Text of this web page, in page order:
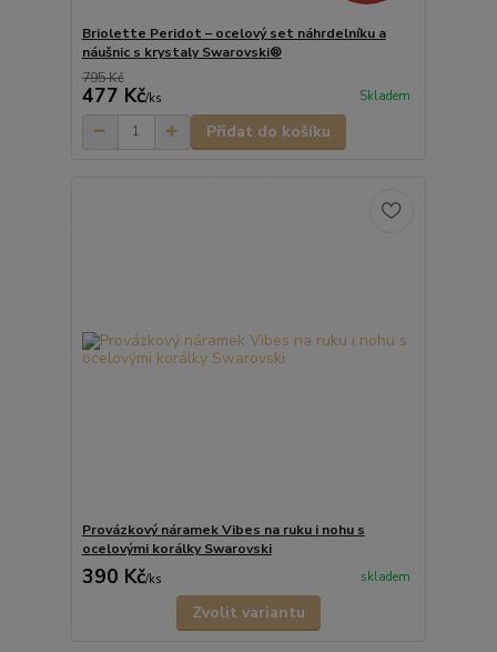
Briolette Peridot – ocelový set náhrdelníku a
náušnic s krystaly Swarovski®
795 Kč
477 Kč/ks Skladem
Přidat do košíku
Provázkový náramek Vibes na ruku i nohu s
ocelovými korálky Swarovski
390 Kč/ks skladem
Zvolit variantu